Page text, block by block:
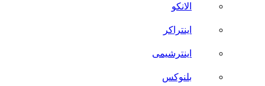
الانکو
اینتراکر
اینترشیمی
بلنوکس